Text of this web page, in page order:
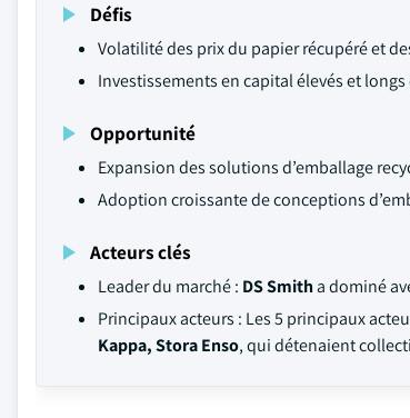
Défis
Volatilité des prix du papier récupéré et
Investissements en capital élevés et
Opportunité
Expansion des solutions d’emballage
Adoption croissante de conceptions
Acteurs clés
Leader du marché : DS Smith a dominé
Principaux acteurs : Les 5 principaux
Kappa, Stora Enso, qui détenaient